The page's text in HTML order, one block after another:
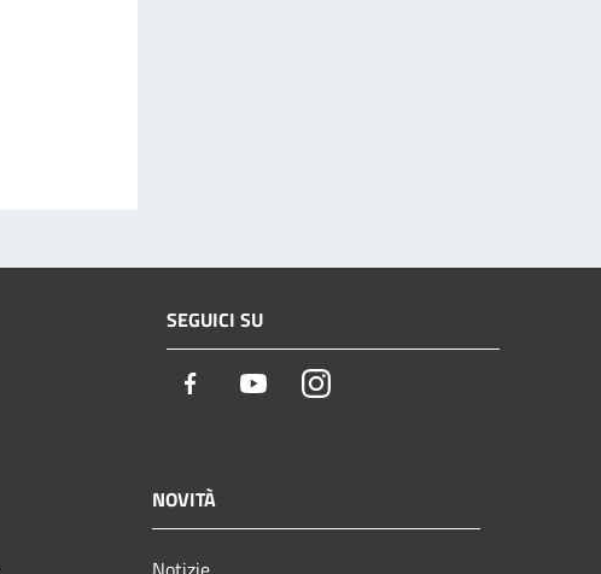
SEGUICI SU
Facebook YoutubeInstagram
NOVITÀ